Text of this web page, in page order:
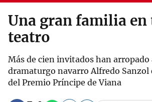
Una gran familia
teatro
Más de cien invitados han
dramaturgo navarro Alfredo Sanzol
del Premio Príncipe de Viana